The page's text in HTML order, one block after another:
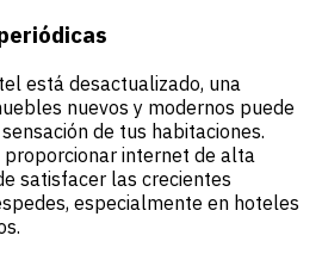
está desactualizado, una
nuevos y modernos puede
de tus habitaciones.
internet de alta
satisfacer las crecientes
especialmente en hoteles